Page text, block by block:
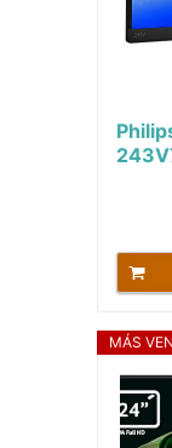
MÁS